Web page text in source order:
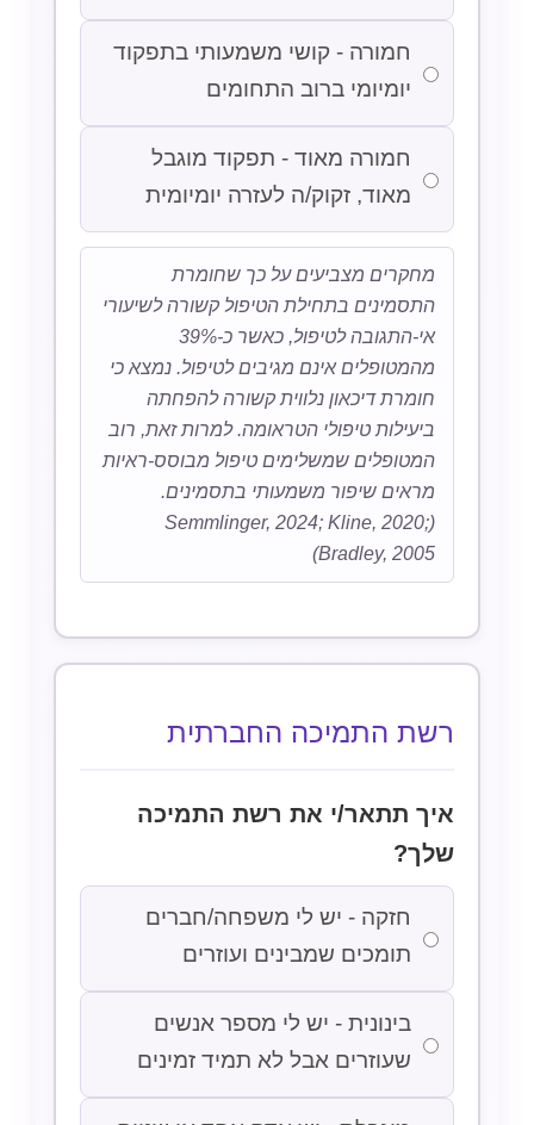
חמורה - קושי משמעותי בתפקוד
יומיומי ברוב התחומים
חמורה מאוד - תפקוד מוגבל
מאוד, זקוק/ה לעזרה יומיומית
מחקרים מצביעים על כך שחומרת
התסמינים בתחילת הטיפול קשורה לשיעורי
אי-התגובה לטיפול, כאשר כ-39%
מהמטופלים אינם מגיבים לטיפול. נמצא כי
חומרת דיכאון נלווית קשורה להפחתה
ביעילות טיפולי הטראומה. למרות זאת, רוב
המטופלים שמשלימים טיפול מבוסס-ראיות
מראים שיפור משמעותי בתסמינים.
(Semmlinger, 2024; Kline, 2020;
Bradley, 2005)
רשת התמיכה החברתית
איך תתאר/י את רשת התמיכה
שלך?
חזקה - יש לי משפחה/חברים
תומכים שמבינים ועוזרים
בינונית - יש לי מספר אנשים
שעוזרים אבל לא תמיד זמינים